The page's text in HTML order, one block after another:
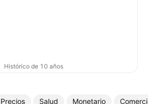
Histórico de 10 años
Precios Salud Monetario